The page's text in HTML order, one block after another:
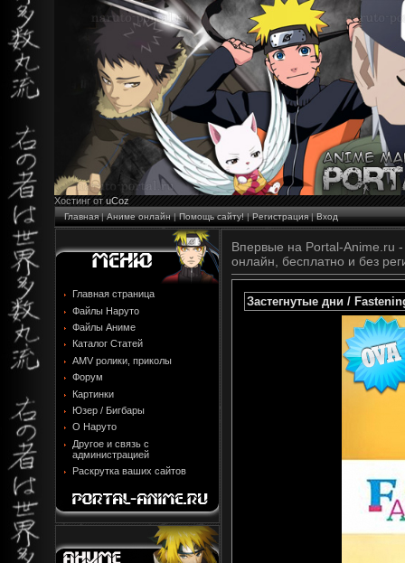
Хостинг от uCoz
Главная|Аниме онлайн|Помощь сайту!|Регистрация|Вход
Главная страница
Файлы Наруто
Файлы Аниме
Каталог Статей
AMV ролики, приколы
Форум
Картинки
Юзер / Бигбары
О Наруто
Другое и связь с
администрацией
Раскрутка ваших сайтов
Впервые на Portal-Anime.ru
онлайн, бесплатно и без
Застегнутые дни /